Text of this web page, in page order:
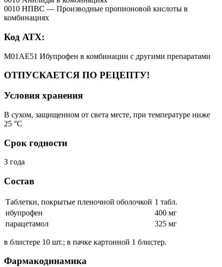
0010 НПВС — Производные пропионовой кислоты в
комбинациях
Код АТХ:
M01AE51 Ибупрофен в комбинации с другими препаратами
ОТПУСКАЕТСЯ ПО РЕЦЕПТУ!
Условия хранения
В сухом, защищенном от света месте, при температуре ниже
25 °C
Срок годности
3 года
Состав
Таблетки, покрытые пленочной оболочкой 1 табл.
ибупрофен
400 мг
парацетамол
325 мг
в блистере 10 шт.; в пачке картонной 1 блистер.
Фармакодинамика